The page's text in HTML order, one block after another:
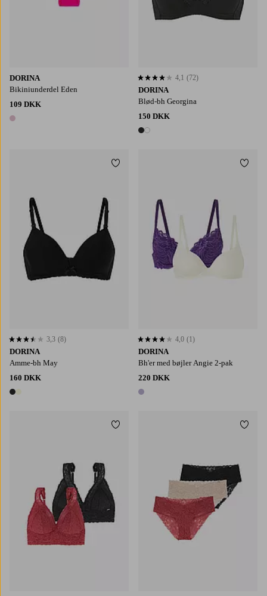
DORINA
Bikiniunderdel Eden
109 DKK
1 farve
DORINA
Blød-bh Georgina
150 DKK
2 farver
4,1 baseret på 72 bedømmelser
4,1 (72)
DORINA
Amme-bh May
160 DKK
2 farver
3,3 baseret på 8 bedømmelser
3,3 (8)
Tilføj til favoritter
DORINA
Bh'er med bøjler Angie 2-pak
220 DKK
1 farve
4,0 baseret på 1 bedømmelser
4,0 (1)
Tilføj til favoritter